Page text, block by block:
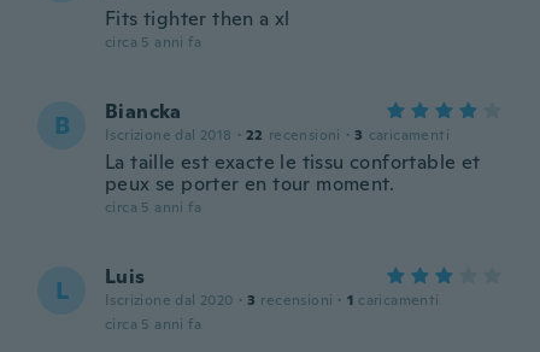
Fits tighter then a xl
circa 5 anni fa
B Biancka
Iscrizione dal 2018 · 22 recensioni · 3 caricamenti
La taille est exacte le tissu confortable et
peux se porter en tour moment.
circa 5 anni fa
L Luis
Iscrizione dal 2020 · 3 recensioni · 1 caricamenti
circa 5 anni fa